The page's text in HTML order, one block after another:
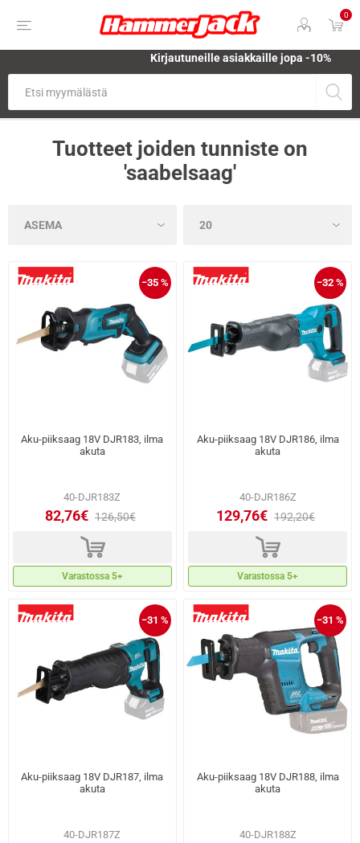
0
Kirjautuneille asiakkaille jopa -10%
Tuotteet joiden tunniste on
'saabelsaag'
−35 %
Aku-piiksaag 18V DJR183, ilma
akuta
40-DJR183Z
82,76€ 126,50€
d
Varastossa 5+
−32 %
Aku-piiksaag 18V DJR186, ilma
akuta
40-DJR186Z
129,76€ 192,20€
d
Varastossa 5+
−31 %
Aku-piiksaag 18V DJR187, ilma
akuta
40-DJR187Z
−31 %
Aku-piiksaag 18V DJR188, ilma
akuta
40-DJR188Z